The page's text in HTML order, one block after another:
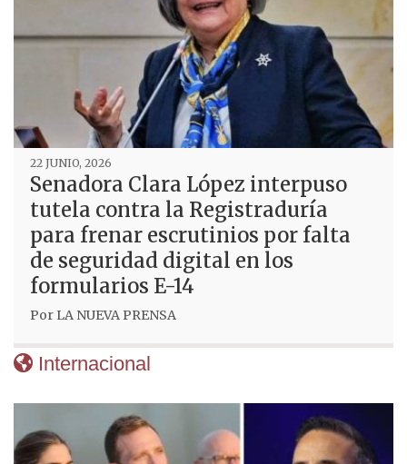
22 JUNIO, 2026
Senadora Clara López interpuso
tutela contra la Registraduría
para frenar escrutinios por falta
de seguridad digital en los
formularios E-14
Por LA NUEVA PRENSA
Internacional